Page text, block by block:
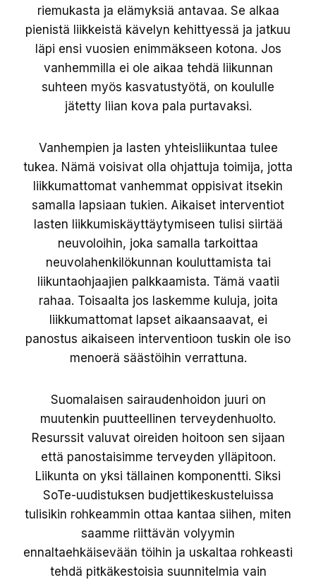
riemukasta ja elämyksiä antavaa. Se alkaa
pienistä liikkeistä kävelyn kehittyessä ja jatkuu
läpi ensi vuosien enimmäkseen kotona. Jos
vanhemmilla ei ole aikaa tehdä liikunnan
suhteen myös kasvatustyötä, on koululle
jätetty liian kova pala purtavaksi.
Vanhempien ja lasten yhteisliikuntaa tulee
tukea. Nämä voisivat olla ohjattuja toimija, jotta
liikkumattomat vanhemmat oppisivat itsekin
samalla lapsiaan tukien. Aikaiset interventiot
lasten liikkumiskäyttäytymiseen tulisi siirtää
neuvoloihin, joka samalla tarkoittaa
neuvolahenkilökunnan kouluttamista tai
liikuntaohjaajien palkkaamista. Tämä vaatii
rahaa. Toisaalta jos laskemme kuluja, joita
liikkumattomat lapset aikaansaavat, ei
panostus aikaiseen interventioon tuskin ole iso
menoerä säästöihin verrattuna.
Suomalaisen sairaudenhoidon juuri on
muutenkin puutteellinen terveydenhuolto.
Resurssit valuvat oireiden hoitoon sen sijaan
että panostaisimme terveyden ylläpitoon.
Liikunta on yksi tällainen komponentti. Siksi
SoTe-uudistuksen budjettikeskusteluissa
tulisikin rohkeammin ottaa kantaa siihen, miten
saamme riittävän volyymin
ennaltaehkäisevään töihin ja uskaltaa rohkeasti
tehdä pitkäkestoisia suunnitelmia vain